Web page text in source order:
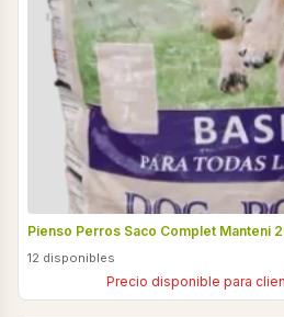
Pienso Perros Saco Complet Manteni
12 disponibles
Precio disponible para